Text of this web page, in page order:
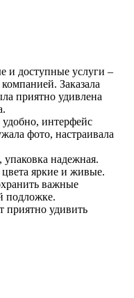
и доступные услуги –
Заказала
приятно удивлена
удобно, интерфейс
фото, настраивала
надежная.
яркие и живые.
важные
подложке.
приятно удивить